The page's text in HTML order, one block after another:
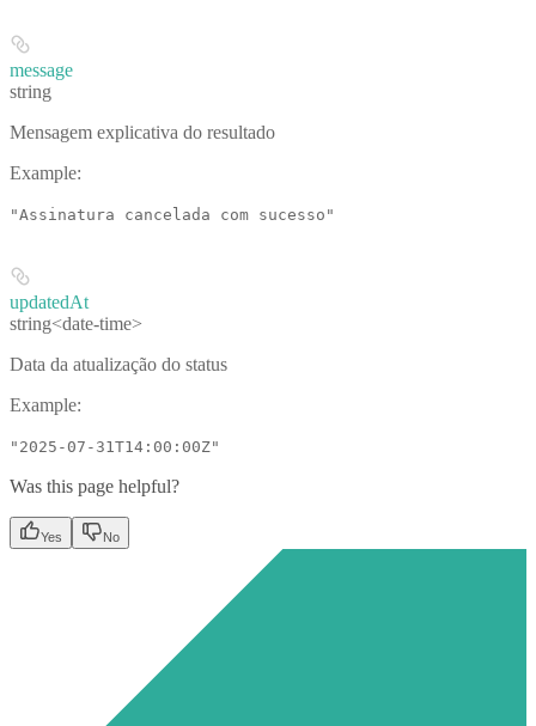
message
string
Mensagem explicativa do resultado
Example:
"Assinatura cancelada com sucesso"
updatedAt
string<date-time>
Data da atualização do status
Example:
"2025-07-31T14:00:00Z"
Was this page helpful?
Yes No